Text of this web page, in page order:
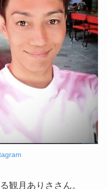
観月ありささん。